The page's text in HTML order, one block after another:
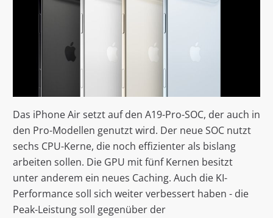
Das iPhone Air setzt auf den A19-Pro-SOC, der auch in
den Pro-Modellen genutzt wird. Der neue SOC nutzt
sechs CPU-Kerne, die noch effizienter als bislang
arbeiten sollen. Die GPU mit fünf Kernen besitzt
unter anderem ein neues Caching. Auch die KI-
Performance soll sich weiter verbessert haben - die
Peak-Leistung soll gegenüber der